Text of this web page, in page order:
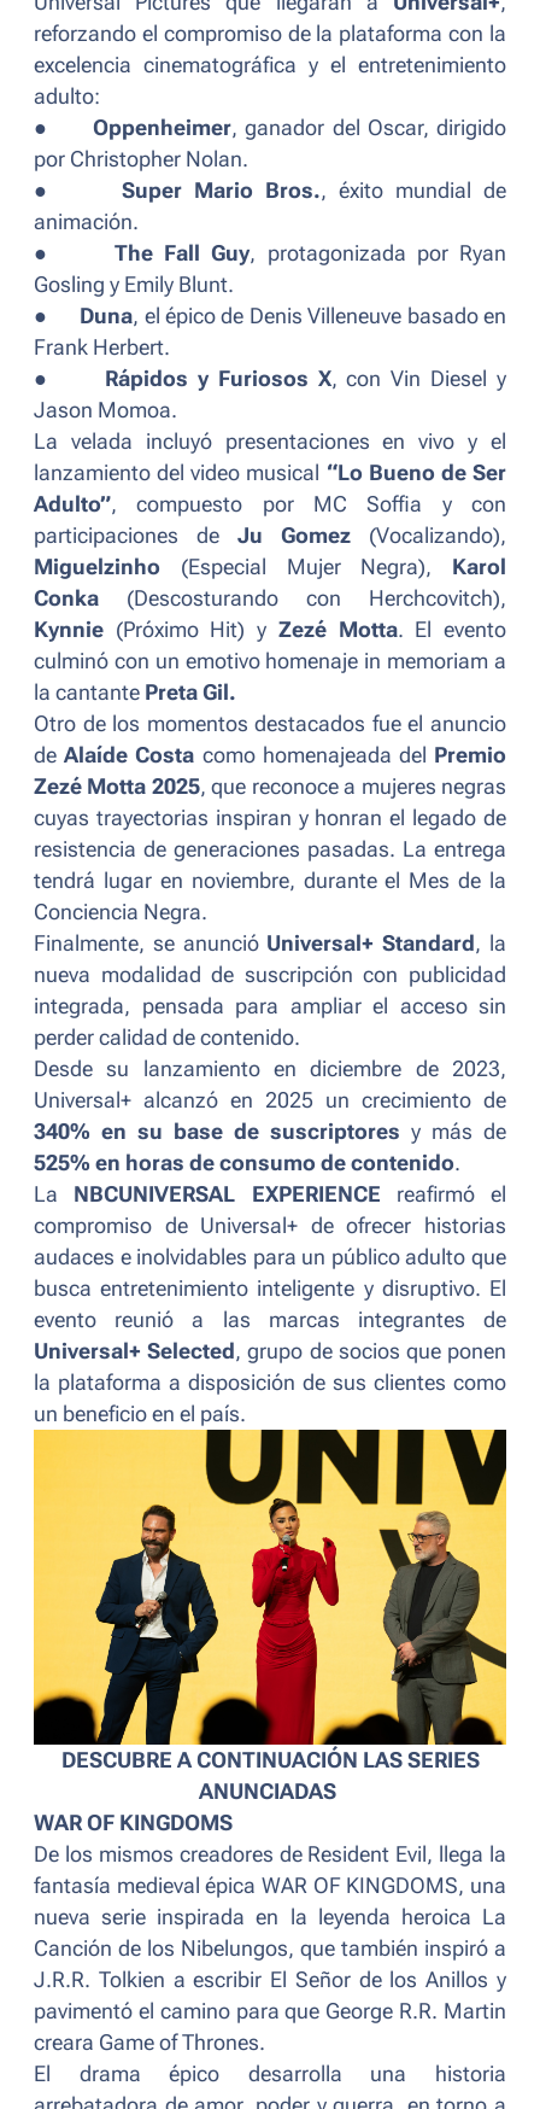
reforzando el compromiso de la plataforma con la
excelencia cinematográfica y el entretenimiento
adulto:
●
Oppenheimer, ganador del Oscar, dirigido
por Christopher Nolan.
●
Super Mario Bros., éxito mundial de
animación.
●
The Fall Guy, protagonizada por Ryan
Gosling y Emily Blunt.
●
Duna, el épico de Denis Villeneuve basado en
Frank Herbert.
●
Rápidos y Furiosos X, con Vin Diesel y
Jason Momoa.
La velada incluyó presentaciones en vivo y el
lanzamiento del video musical “Lo Bueno de Ser
Adulto”, compuesto por MC Soffia y con
participaciones de Ju Gomez (Vocalizando),
Miguelzinho (Especial Mujer Negra), Karol
Conka (Descosturando con Herchcovitch),
Kynnie (Próximo Hit) y Zezé Motta. El evento
culminó con un emotivo homenaje in memoriam a
la cantante Preta Gil.
Otro de los momentos destacados fue el anuncio
deAlaíde Costa como homenajeada del Premio
Zezé Motta 2025, que reconoce a mujeres negras
cuyas trayectorias inspiran y honran el legado de
resistencia de generaciones pasadas. La entrega
tendrá lugar en noviembre, durante el Mes de la
Conciencia Negra.
Finalmente, se anunció Universal+ Standard, la
nueva modalidad de suscripción con publicidad
integrada, pensada para ampliar el acceso sin
perder calidad de contenido.
Desde su lanzamiento en diciembre de 2023,
Universal+ alcanzó en 2025 un crecimiento de
340% en su base de suscriptores y más de
525% en horas de consumo de contenido.
La NBCUNIVERSAL EXPERIENCE reafirmó el
compromiso de Universal+ de ofrecer historias
audaces e inolvidables para un público adulto que
busca entretenimiento inteligente y disruptivo. El
evento reunió a las marcas integrantes de
Universal+ Selected, grupo de socios que ponen
la plataforma a disposición de sus clientes como
un beneficio en el país.
DESCUBRE A CONTINUACIÓN LAS SERIES
ANUNCIADAS
WAR OF KINGDOMS
De los mismos creadores de Resident Evil, llega la
fantasía medieval épica WAR OF KINGDOMS, una
nueva serie inspirada en la leyenda heroica La
Canción de los Nibelungos, que también inspiró a
J.R.R. Tolkien a escribir El Señor de los Anillos y
pavimentó el camino para que George R.R. Martin
creara Game of Thrones.
El drama épico desarrolla una historia